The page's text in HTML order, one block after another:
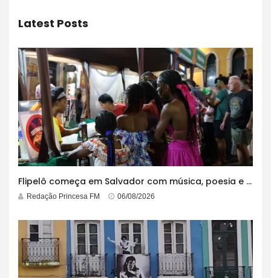
Latest Posts
Flipelô começa em Salvador com música, poesia e grande participação
Redação Princesa FM 06/08/2026